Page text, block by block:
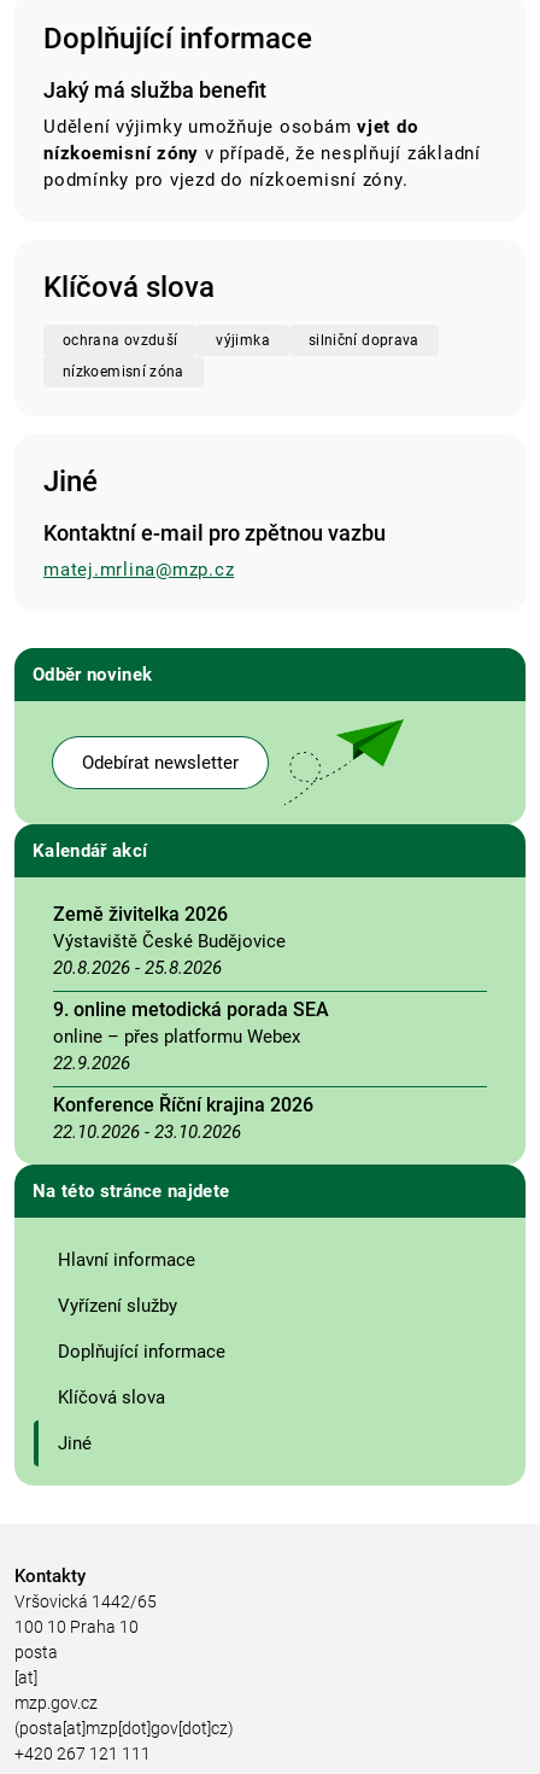
Doplňující informace
Jaký má služba benefit
Udělení výjimky umožňuje osobám vjet do
nízkoemisní zóny v případě, že nesplňují základní
podmínky pro vjezd do nízkoemisní zóny.
Klíčová slova
ochrana ovzduší výjimka
silniční doprava
nízkoemisní zóna
Jiné
Kontaktní e-mail pro zpětnou vazbu
matej.mrlina@mzp.cz
Odběr novinek
Odebírat newsletter
Kalendář akcí
Země živitelka 2026
Výstaviště České Budějovice
20.8.2026 - 25.8.2026
9. online metodická porada SEA
online – přes platformu Webex
22.9.2026
Konference Říční krajina 2026
22.10.2026 - 23.10.2026
Na této stránce najdete
Hlavní informace
Vyřízení služby
Doplňující informace
Klíčová slova
Jiné
Kontakty
Vršovická 1442/65
100 10 Praha 10
posta
[at]
mzp.gov.cz
(posta[at]mzp[dot]gov[dot]cz)
+420 267 121 111